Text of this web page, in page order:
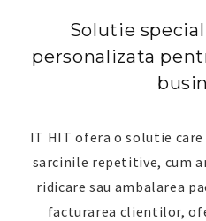
Solutie
personalizata
IT HIT ofera o solutie
sarcinile repetitive, cum
ridicare sau ambalarea
facturarea clientilor,